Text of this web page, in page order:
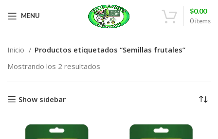
MENU
0items
$0.00
Inicio
Productos etiquetados “Semillas frutales”
Mostrando los 2 resultados
Show sidebar